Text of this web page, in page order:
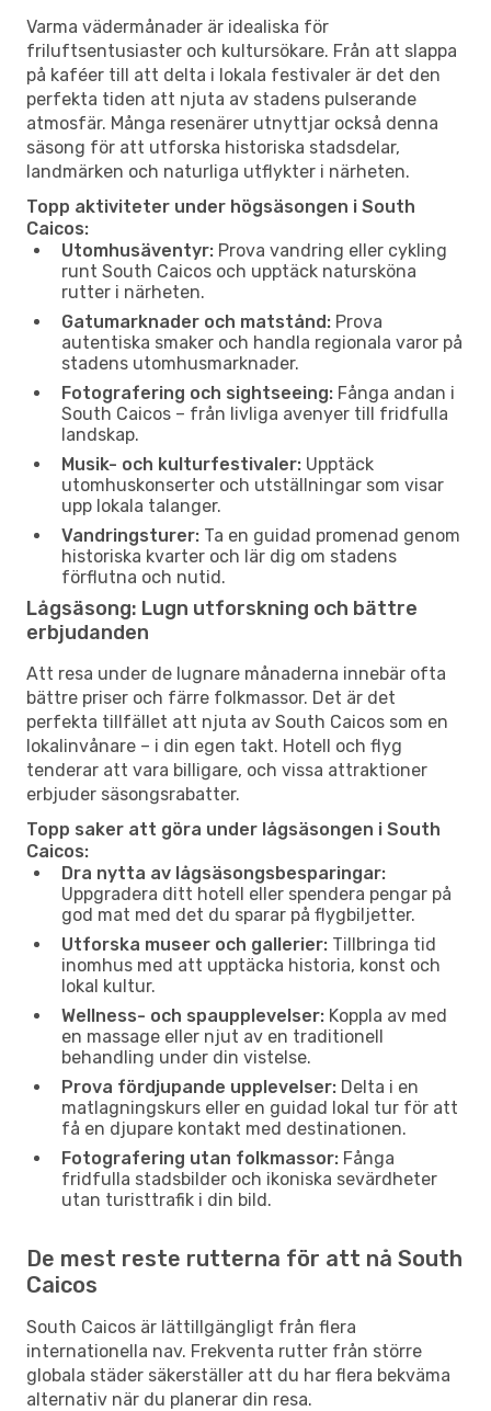
Varma vädermånader är idealiska för
friluftsentusiaster och kultursökare. Från att slappa
på kaféer till att delta i lokala festivaler är det den
perfekta tiden att njuta av stadens pulserande
atmosfär. Många resenärer utnyttjar också denna
säsong för att utforska historiska stadsdelar,
landmärken och naturliga utflykter i närheten.
Topp aktiviteter under högsäsongen i South
Caicos:
Utomhusäventyr: Prova vandring eller cykling
runt South Caicos och upptäck natursköna
rutter i närheten.
Gatumarknader och matstånd: Prova
autentiska smaker och handla regionala varor på
stadens utomhusmarknader.
Fotografering och sightseeing: Fånga andan i
South Caicos – från livliga avenyer till fridfulla
landskap.
Musik- och kulturfestivaler: Upptäck
utomhuskonserter och utställningar som visar
upp lokala talanger.
Vandringsturer: Ta en guidad promenad genom
historiska kvarter och lär dig om stadens
förflutna och nutid.
Lågsäsong: Lugn utforskning och bättre
erbjudanden
Att resa under de lugnare månaderna innebär ofta
bättre priser och färre folkmassor. Det är det
perfekta tillfället att njuta av South Caicos som en
lokalinvånare – i din egen takt. Hotell och flyg
tenderar att vara billigare, och vissa attraktioner
erbjuder säsongsrabatter.
Topp saker att göra under lågsäsongen i South
Caicos:
Dra nytta av lågsäsongsbesparingar:
Uppgradera ditt hotell eller spendera pengar på
god mat med det du sparar på flygbiljetter.
Utforska museer och gallerier: Tillbringa tid
inomhus med att upptäcka historia, konst och
lokal kultur.
Wellness- och spaupplevelser: Koppla av med
en massage eller njut av en traditionell
behandling under din vistelse.
Prova fördjupande upplevelser: Delta i en
matlagningskurs eller en guidad lokal tur för att
få en djupare kontakt med destinationen.
Fotografering utan folkmassor: Fånga
fridfulla stadsbilder och ikoniska sevärdheter
utan turisttrafik i din bild.
De mest reste rutterna för att nå South
Caicos
South Caicos är lättillgängligt från flera
internationella nav. Frekventa rutter från större
globala städer säkerställer att du har flera bekväma
alternativ när du planerar din resa.